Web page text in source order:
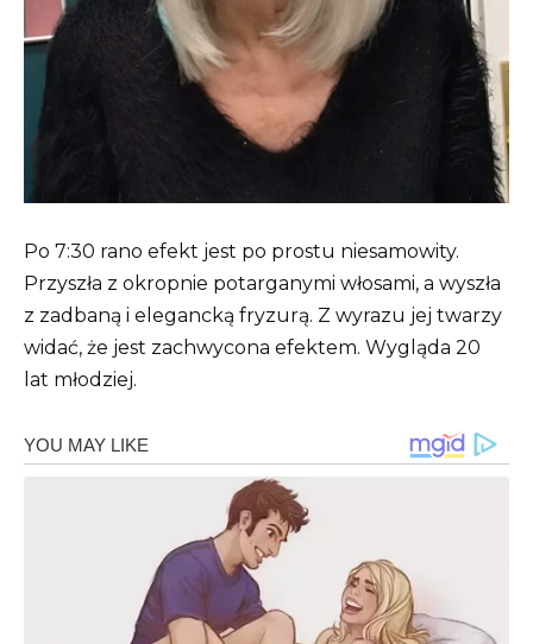
Po 7:30 rano efekt jest po prostu niesamowity.
Przyszła z okropnie potarganymi włosami, a wyszła
z zadbaną i elegancką fryzurą. Z wyrazu jej twarzy
widać, że jest zachwycona efektem. Wygląda 20
lat młodziej.